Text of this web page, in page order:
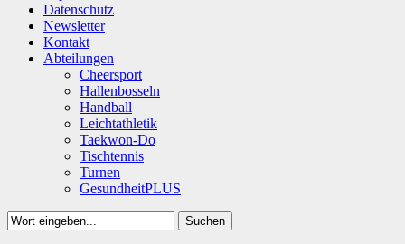
Datenschutz
Newsletter
Kontakt
Abteilungen
Cheersport
Hallenbosseln
Handball
Leichtathletik
Taekwon-Do
Tischtennis
Turnen
GesundheitPLUS
Suchen